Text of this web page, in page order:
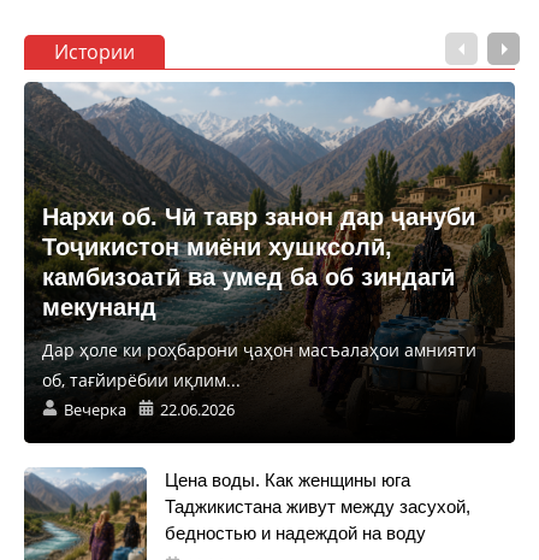
Истории
Нархи об. Чӣ тавр занон дар ҷануби
Тоҷикистон миёни хушксолӣ,
камбизоатӣ ва умед ба об зиндагӣ
мекунанд
Дар ҳоле ки роҳбарони ҷаҳон масъалаҳои амнияти
об, тағйирёбии иқлим...
Вечерка 22.06.2026
Цена воды. Как женщины юга
Таджикистана живут между засухой,
бедностью и надеждой на воду